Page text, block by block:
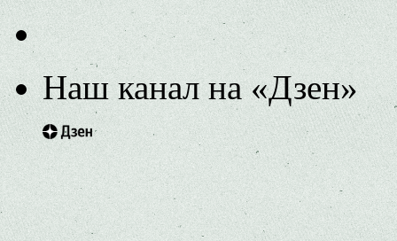
Наш канал на «Дзен»